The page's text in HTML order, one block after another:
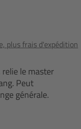
plus frais d'expédition
le master
Peut
générale.